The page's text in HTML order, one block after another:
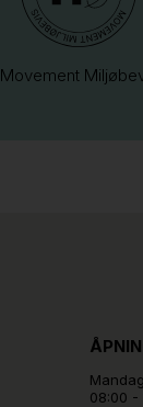
Movement
08:00 -